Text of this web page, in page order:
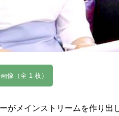
像（全 1 枚）
がメインストリームを作り出